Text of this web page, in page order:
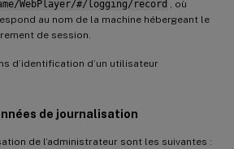
WebPlayer/#/logging/record , où
au nom de la machine hébergeant le
de session.
d’identification d’un utilisateur
de journalisation
de l’administrateur sont les suivantes :